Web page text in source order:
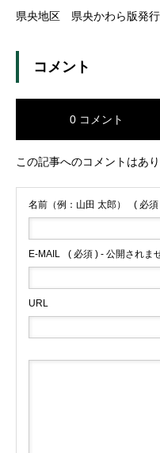
県央地区 県央かわら版発行
コメント
0 コメント
この記事へのコメントはあり
名前（例：山田 太郎） ( 必須
E-MAIL ( 必須 ) - 公開されま
URL